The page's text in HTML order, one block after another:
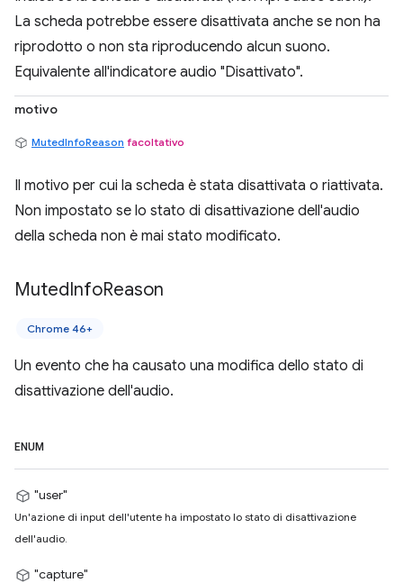
La scheda potrebbe essere disattivata anche se non ha
riprodotto o non sta riproducendo alcun suono.
Equivalente all'indicatore audio "Disattivato".
motivo
MutedInfoReason facoltativo
Il motivo per cui la scheda è stata disattivata o riattivata.
Non impostato se lo stato di disattivazione dell'audio
della scheda non è mai stato modificato.
MutedInfoReason
Chrome 46+
Un evento che ha causato una modifica dello stato di
disattivazione dell'audio.
ENUM
"user"
Un'azione di input dell'utente ha impostato lo stato di disattivazione
dell'audio.
"capture"